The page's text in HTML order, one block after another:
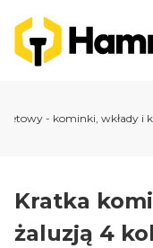
- kominki, wkłady i
Kratka
żaluzją 4